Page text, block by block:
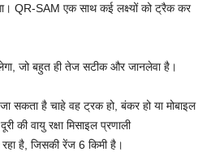
QR-SAM एक साथ कई लक्ष्यों को ट्रैक कर
जो बहुत ही तेज सटीक और जानलेवा है।
सकता है चाहे वह ट्रक हो, बंकर हो या मोबाइल
वायु रक्षा मिसाइल प्रणाली
है, जिसकी रेंज 6 किमी है।